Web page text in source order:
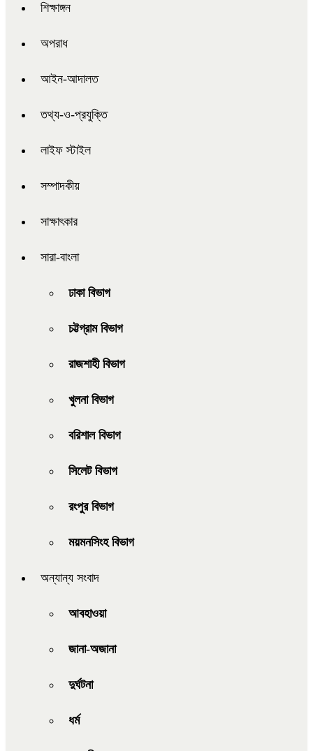
শিক্ষাঙ্গন
অপরাধ
আইন-আদালত
তথ্য-ও-প্রযুক্তি
লাইফ স্টাইল
সম্পাদকীয়
সাক্ষাৎকার
সারা-বাংলা
ঢাকা বিভাগ
চট্টগ্রাম বিভাগ
রাজশাহী বিভাগ
খুলনা বিভাগ
বরিশাল বিভাগ
সিলেট বিভাগ
রংপুর বিভাগ
ময়মনসিংহ বিভাগ
অন্যান্য সংবাদ
আবহাওয়া
জানা-অজানা
দুর্ঘটনা
ধর্ম